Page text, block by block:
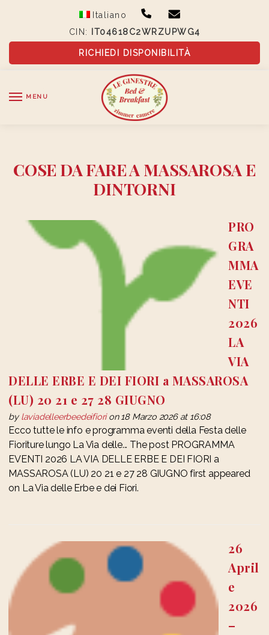
Italiano
CIN:
IT04618C2WRZUPWG4
RICHIEDI DISPONIBILITÀ
MENU
COSE DA FARE A MASSAROSA E
DINTORNI
PRO
GRA
MMA
EVE
NTI
2026
LA
VIA
DELLE ERBE E DEI FIORI a MASSAROSA
(LU) 20 21 e 27 28 GIUGNO
bylaviadelleerbeedeifiorion 18 Marzo 2026 at 16:08
Ecco tutte le info e programma eventi della Festa delle
Fioriture lungo La Via delle... The post PROGRAMMA
EVENTI 2026 LA VIA DELLE ERBE E DEI FIORI a
MASSAROSA (LU) 20 21 e 27 28 GIUGNO first appeared
on La Via delle Erbe e dei Fiori.
26
April
e
2026
–